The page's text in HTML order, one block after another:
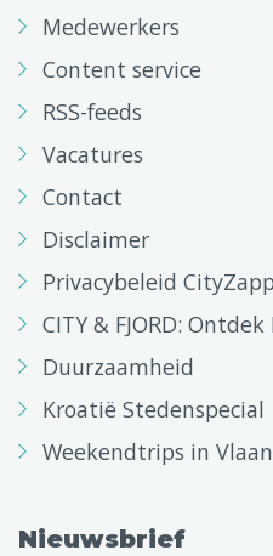
Medewerkers
Content service
RSS-feeds
Vacatures
Contact
Disclaimer
Privacybeleid
CITY & FJORD:
Duurzaamheid
Kroatië Stedenspecial
Weekendtrips in
Nieuwsbrief